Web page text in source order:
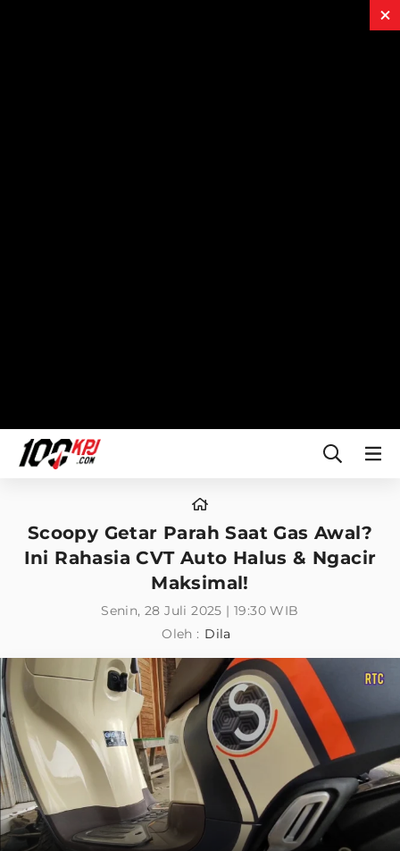
Scoopy Getar Parah Saat Gas Awal?
Ini Rahasia CVT Auto Halus & Ngacir
Maksimal!
Senin, 28 Juli 2025 | 19:30 WIB
Oleh : Dila